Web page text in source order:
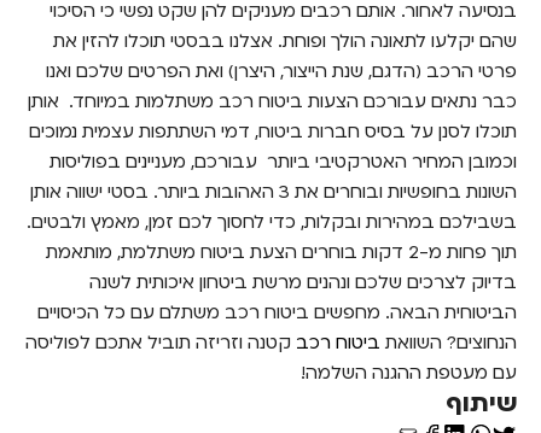
בנסיעה לאחור. אותם רכבים מעניקים להן שקט נפשי כי הסיכוי
שהם יקלעו לתאונה הולך ופוחת. אצלנו בבסטי תוכלו להזין את
פרטי הרכב (הדגם, שנת הייצור, היצרן) ואת הפרטים שלכם ואנו
כבר נתאים עבורכם הצעות ביטוח רכב משתלמות במיוחד. אותן
תוכלו לסנן על בסיס חברות ביטוח, דמי השתתפות עצמית נמוכים
וכמובן המחיר האטרקטיבי ביותר עבורכם, מעניינים בפוליסות
השונות בחופשיות ובוחרים את 3 האהובות ביותר. בסטי ישווה אותן
בשבילכם במהירות ובקלות, כדי לחסוך לכם זמן, מאמץ ולבטים.
תוך פחות מ-2 דקות בוחרים הצעת ביטוח משתלמת, מותאמת
בדיוק לצרכים שלכם ונהנים מרשת ביטחון איכותית לשנה
הביטוחית הבאה. מחפשים ביטוח רכב משתלם עם כל הכיסויים
הנחוצים? השוואת ביטוח רכב קטנה וזריזה תוביל אתכם לפוליסה
עם מעטפת ההגנה השלמה!
שיתוף